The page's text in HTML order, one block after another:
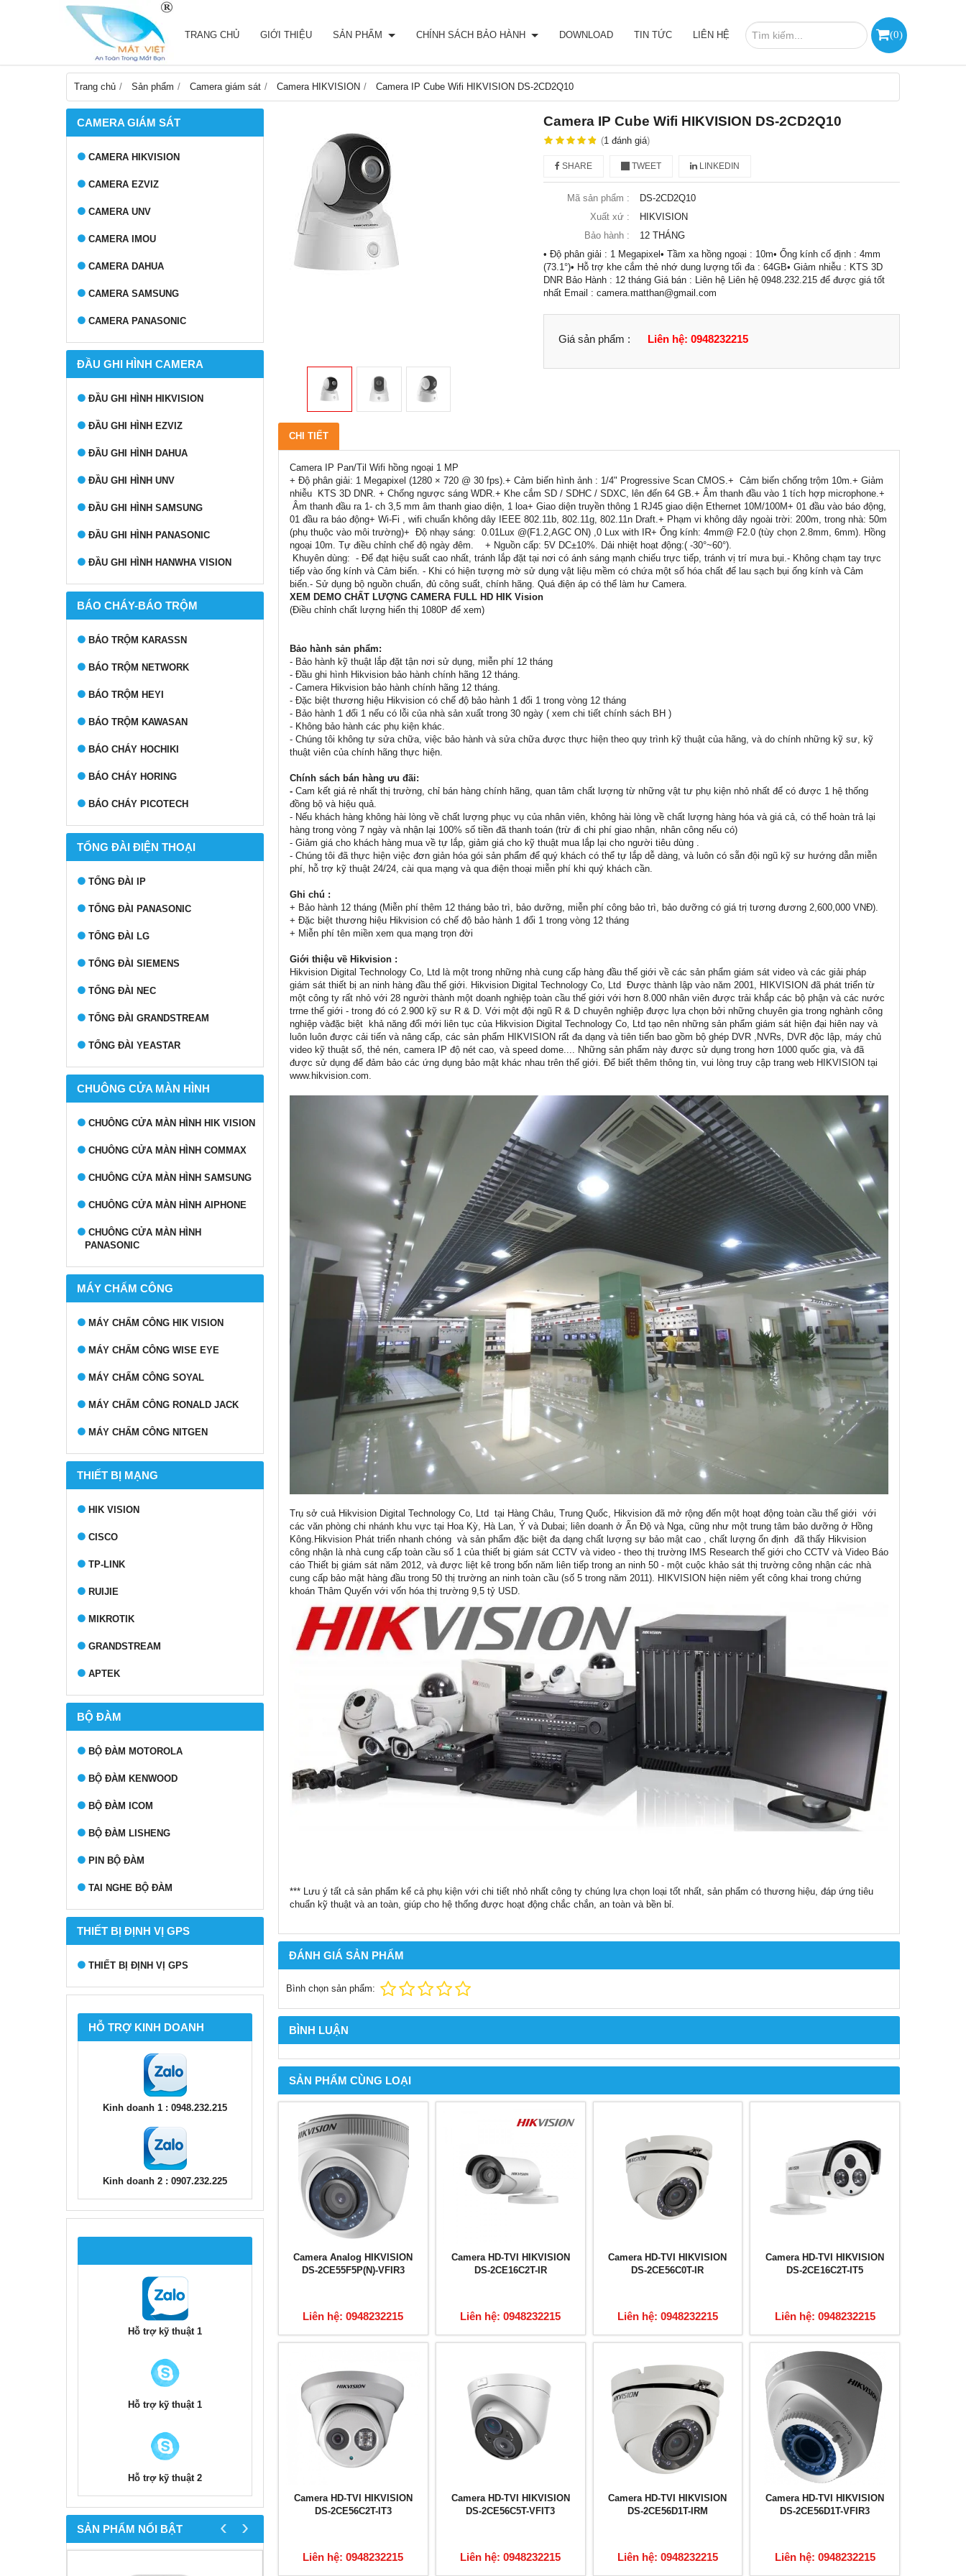
(0)
TRANG CHỦ GIỚI THIỆU SẢN PHẨM CHÍNH SÁCH BẢO HÀNH DOWNLOAD TIN TỨC LIÊN HỆ
Trang chủ Sản phẩm Camera giám sát Camera HIKVISION Camera IP Cube Wifi HIKVISION DS-2CD2Q10
CAMERA GIÁM SÁT
CAMERA HIKVISION
CAMERA EZVIZ
CAMERA UNV
CAMERA IMOU
CAMERA DAHUA
CAMERA SAMSUNG
CAMERA PANASONIC
ĐẦU GHI HÌNH CAMERA
ĐẦU GHI HÌNH HIKVISION
ĐẦU GHI HÌNH EZVIZ
ĐẦU GHI HÌNH DAHUA
ĐẦU GHI HÌNH UNV
ĐẦU GHI HÌNH SAMSUNG
ĐẦU GHI HÌNH PANASONIC
ĐẦU GHI HÌNH HANWHA VISION
BÁO CHÁY-BÁO TRỘM
BÁO TRỘM KARASSN
BÁO TRỘM NETWORK
BÁO TRỘM HEYI
BÁO TRỘM KAWASAN
BÁO CHÁY HOCHIKI
BÁO CHÁY HORING
BÁO CHÁY PICOTECH
TỔNG ĐÀI ĐIỆN THOẠI
TỔNG ĐÀI IP
TỔNG ĐÀI PANASONIC
TỔNG ĐÀI LG
TỔNG ĐÀI SIEMENS
TỔNG ĐÀI NEC
TỔNG ĐÀI GRANDSTREAM
TỔNG ĐÀI YEASTAR
CHUÔNG CỬA MÀN HÌNH
CHUÔNG CỬA MÀN HÌNH HIK VISION
CHUÔNG CỬA MÀN HÌNH COMMAX
CHUÔNG CỬA MÀN HÌNH SAMSUNG
CHUÔNG CỬA MÀN HÌNH AIPHONE
CHUÔNG CỬA MÀN HÌNH
PANASONIC
MÁY CHẤM CÔNG
MÁY CHẤM CÔNG HIK VISION
MÁY CHẤM CÔNG WISE EYE
MÁY CHẤM CÔNG SOYAL
MÁY CHẤM CÔNG RONALD JACK
MÁY CHẤM CÔNG NITGEN
THIẾT BỊ MẠNG
HIK VISION
CISCO
TP-LINK
RUIJIE
MIKROTIK
GRANDSTREAM
APTEK
BỘ ĐÀM
BỘ ĐÀM MOTOROLA
BỘ ĐÀM KENWOOD
BỘ ĐÀM ICOM
BỘ ĐÀM LISHENG
PIN BỘ ĐÀM
TAI NGHE BỘ ĐÀM
THIẾT BỊ ĐỊNH VỊ GPS
THIẾT BỊ ĐỊNH VỊ GPS
HỖ TRỢ KINH DOANH
Kinh doanh 1 : 0948.232.215
Kinh doanh 2 : 0907.232.225
Hỗ trợ kỹ thuật 1
Hỗ trợ kỹ thuật 1
Hỗ trợ kỹ thuật 2
SẢN PHẨM NỔI BẬT ‹ ›
Camera IP Cube Wifi HIKVISION DS-2CD2Q10
(1 đánh giá)
SHARE TWEET LINKEDIN
Mã sản phẩm :
DS-2CD2Q10
Xuất xứ :
HIKVISION
Bảo hành :
12 THÁNG
• Độ phân giải : 1 Megapixel• Tầm xa hồng ngoại : 10m• Ống kính cố định : 4mm
(73.1°)• Hỗ trợ khe cắm thẻ nhớ dung lượng tối đa : 64GB• Giảm nhiễu : KTS 3D
DNR Bảo Hành : 12 tháng Giá bán : Liên hệ Liên hệ 0948.232.215 để được giá tốt
nhất Email : camera.matthan@gmail.com
Giá sản phẩm : Liên hệ: 0948232215
CHI TIẾT
Camera IP Pan/Til Wifi hồng ngoại 1 MP
+ Độ phân giải: 1 Megapixel (1280 × 720 @ 30 fps).+ Cảm biến hình ảnh : 1/4" Progressive Scan CMOS.+ Cảm biến chống trộm 10m.+ Giảm
nhiễu KTS 3D DNR. + Chống ngược sáng WDR.+ Khe cắm SD / SDHC / SDXC, lên đến 64 GB.+ Âm thanh đầu vào 1 tích hợp microphone.+
Âm thanh đầu ra 1- ch 3,5 mm âm thanh giao diện, 1 loa+ Giao diện truyền thông 1 RJ45 giao diện Ethernet 10M/100M+ 01 đầu vào báo động,
01 đầu ra báo động+ Wi-Fi , wifi chuẩn không dây IEEE 802.11b, 802.11g, 802.11n Draft.+ Phạm vi không dây ngoài trời: 200m, trong nhà: 50m
(phụ thuộc vào môi trường)+ Độ nhạy sáng: 0.01Lux @(F1.2,AGC ON) ,0 Lux with IR+ Ống kính: 4mm@ F2.0 (tùy chọn 2.8mm, 6mm). Hồng
ngoại 10m. Tự điều chỉnh chế độ ngày đêm. + Nguồn cấp: 5V DC±10%. Dải nhiệt hoạt động:( -30°~60°).
Khuyên dùng: - Để đạt hiệu suất cao nhất, tránh lắp đặt tại nơi có ánh sáng mạnh chiếu trực tiếp, tránh vị trí mưa bụi.- Không chạm tay trực
tiếp vào ống kính và Cảm biến. - Khi có hiện tượng mờ sử dụng vật liệu mềm có chứa một số hóa chất để lau sạch bụi ống kính và Cảm
biến.- Sử dụng bộ nguồn chuẩn, đủ công suất, chính hãng. Quá điện áp có thể làm hư Camera.
XEM DEMO CHẤT LƯỢNG CAMERA FULL HD HIK Vision
(Điều chỉnh chất lượng hiển thị 1080P để xem)
Bảo hành sản phẩm:
- Bảo hành kỹ thuật lắp đặt tận nơi sử dụng, miễn phí 12 tháng
- Đầu ghi hình Hikvision bảo hành chính hãng 12 tháng.
- Camera Hikvision bảo hành chính hãng 12 tháng.
- Đặc biệt thương hiệu Hikvision có chế độ bảo hành 1 đổi 1 trong vòng 12 tháng
- Bảo hành 1 đổi 1 nếu có lỗi của nhà sản xuất trong 30 ngày ( xem chi tiết chính sách BH )
- Không bảo hành các phụ kiện khác.
- Chúng tôi không tự sửa chữa, việc bảo hành và sửa chữa được thực hiện theo quy trình kỹ thuật của hãng, và do chính những kỹ sư, kỹ
thuật viên của chính hãng thực hiện.
Chính sách bán hàng ưu đãi:
- Cam kết giá rẻ nhất thị trường, chỉ bán hàng chính hãng, quan tâm chất lượng từ những vật tư phụ kiện nhỏ nhất để có được 1 hệ thống
đồng bộ và hiệu quả.
- Nếu khách hàng không hài lòng về chất lượng phục vụ của nhân viên, không hài lòng về chất lượng hàng hóa và giá cả, có thể hoàn trả lại
hàng trong vòng 7 ngày và nhận lại 100% số tiền đã thanh toán (trừ đi chi phí giao nhận, nhân công nếu có)
- Giảm giá cho khách hàng mua về tự lắp, giảm giá cho kỹ thuật mua lắp lại cho người tiêu dùng .
- Chúng tôi đã thực hiện việc đơn giản hóa gói sản phẩm để quý khách có thể tự lắp dễ dàng, và luôn có sẵn đội ngũ kỹ sư hướng dẫn miễn
phí, hỗ trợ kỹ thuật 24/24, cài qua mạng và qua điện thoại miễn phí khi quý khách cần.
Ghi chú :
+ Bảo hành 12 tháng (Miễn phí thêm 12 tháng bảo trì, bảo dưỡng, miễn phí công bảo trì, bảo dưỡng có giá trị tương đương 2,600,000 VNĐ).
+ Đặc biệt thương hiệu Hikvision có chế độ bảo hành 1 đổi 1 trong vòng 12 tháng
+ Miễn phí tên miền xem qua mạng trọn đời
Giới thiệu về Hikvision :
Hikvision Digital Technology Co, Ltd là một trong những nhà cung cấp hàng đầu thế giới về các sản phẩm giám sát video và các giải pháp
giám sát thiết bị an ninh hàng đầu thế giới. Hikvision Digital Technology Co, Ltd Được thành lập vào năm 2001, HIKVISION đã phát triển từ
một công ty rất nhỏ với 28 người thành một doanh nghiệp toàn cầu thế giới với hơn 8.000 nhân viên được trải khắp các bộ phận và các nước
trrne thế giới - trong đó có 2.900 kỹ sư R & D. Với một đội ngũ R & D chuyên nghiệp được lựa chọn bởi những chuyên gia trong nghành công
nghiệp vàđặc biệt khả năng đổi mới liên tục của Hikvision Digital Technology Co, Ltd tạo nên những sản phẩm giám sát hiện đại hiên nay và
luôn luôn được cải tiến và nâng cấp, các sản phẩm HIKVISION rất đa dạng và tiên tiến bao gồm bộ ghép DVR ,NVRs, DVR độc lập, máy chủ
video kỹ thuật số, thẻ nén, camera IP độ nét cao, và speed dome.... Những sản phẩm này được sử dụng trong hơn 1000 quốc gia, và đã
được sử dụng để đảm bảo các ứng dụng bảo mật khác nhau trên thế giới. Để biết thêm thông tin, vui lòng truy cập trang web HIKVISION tại
www.hikvision.com.
Trụ sở cuả Hikvision Digital Technology Co, Ltd tại Hàng Châu, Trung Quốc, Hikvision đã mở rộng đến một hoạt động toàn cầu thế giới với
các văn phòng chi nhánh khu vực tại Hoa Kỳ, Hà Lan, Ý và Dubai; liên doanh ở Ấn Độ và Nga, cũng như một trung tâm bảo dưỡng ở Hồng
Kông.Hikvision Phát triển nhanh chóng và sản phẩm đặc biệt đa dạng chất lượng sự bảo mật cao , chất lượng ổn định đã thấy Hikvision
công nhận là nhà cung cấp toàn cầu số 1 của thiết bị giám sát CCTV và video - theo thị trường IMS Research thế giới cho CCTV và Video Báo
cáo Thiết bị giám sát năm 2012, và được liệt kê trong bốn năm liên tiếp trong an ninh 50 - một cuộc khảo sát thị trường công nhận các nhà
cung cấp bảo mật hàng đầu trong 50 thị trường an ninh toàn cầu (số 5 trong năm 2011). HIKVISION hiện niêm yết công khai trong chứng
khoán Thâm Quyến với vốn hóa thị trường 9,5 tỷ USD.
*** Lưu ý tất cả sản phẩm kể cả phụ kiện với chi tiết nhỏ nhất công ty chúng lựa chọn loại tốt nhất, sản phẩm có thương hiệu, đáp ứng tiêu
chuẩn kỹ thuật và an toàn, giúp cho hệ thống được hoạt động chắc chắn, an toàn và bền bỉ.
ĐÁNH GIÁ SẢN PHẨM
Bình chọn sản phẩm:
BÌNH LUẬN
SẢN PHẨM CÙNG LOẠI
Camera Analog HIKVISION
DS-2CE55F5P(N)-VFIR3
Liên hệ: 0948232215
Camera HD-TVI HIKVISION
DS-2CE16C2T-IR
Liên hệ: 0948232215
Camera HD-TVI HIKVISION
DS-2CE56C0T-IR
Liên hệ: 0948232215
Camera HD-TVI HIKVISION
DS-2CE16C2T-IT5
Liên hệ: 0948232215
Camera HD-TVI HIKVISION
DS-2CE56C2T-IT3
Liên hệ: 0948232215
Camera HD-TVI HIKVISION
DS-2CE56C5T-VFIT3
Liên hệ: 0948232215
Camera HD-TVI HIKVISION
DS-2CE56D1T-IRM
Liên hệ: 0948232215
Camera HD-TVI HIKVISION
DS-2CE56D1T-VFIR3
Liên hệ: 0948232215